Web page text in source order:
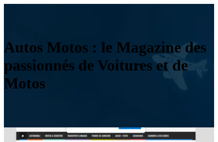
Autos Motos : le Magazine des
passionnés de Voitures et de
Motos